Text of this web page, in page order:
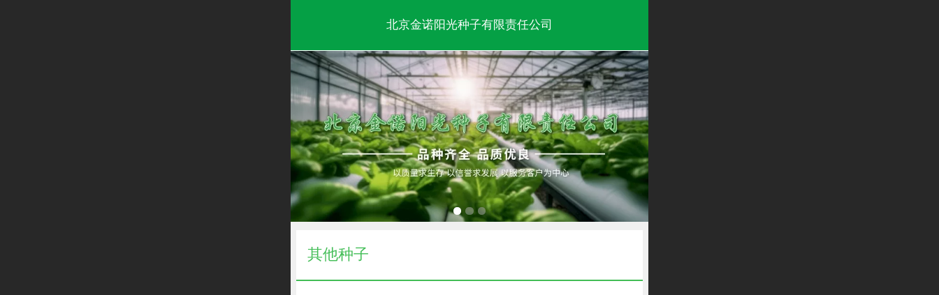
北京金诺阳光种子有限责任公司
其他种子